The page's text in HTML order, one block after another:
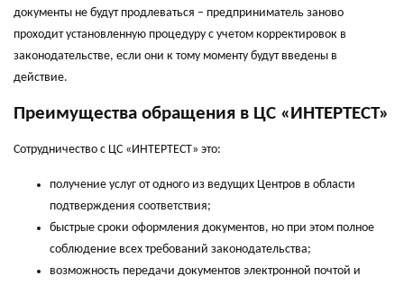
документы не будут продлеваться – предприниматель заново
проходит установленную процедуру с учетом корректировок в
законодательстве, если они к тому моменту будут введены в
действие.
Преимущества обращения в ЦС «ИНТЕРТЕСТ»
Сотрудничество с ЦС «ИНТЕРТЕСТ» это:
получение услуг от одного из ведущих Центров в области
подтверждения соответствия;
быстрые сроки оформления документов, но при этом полное
соблюдение всех требований законодательства;
возможность передачи документов электронной почтой и